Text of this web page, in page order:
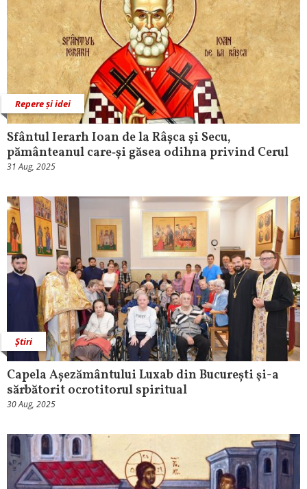
Repere și idei
Sfântul Ierarh Ioan de la Râșca și Secu,
pământeanul care‑și găsea odihna privind Cerul
31 Aug, 2025
Știri
Capela Așezământului Luxab din București şi-a
sărbătorit ocrotitorul spiritual
30 Aug, 2025